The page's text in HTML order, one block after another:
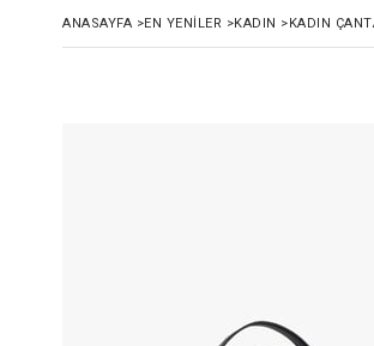
ANASAYFA >EN YENILER >KADIN >KADIN